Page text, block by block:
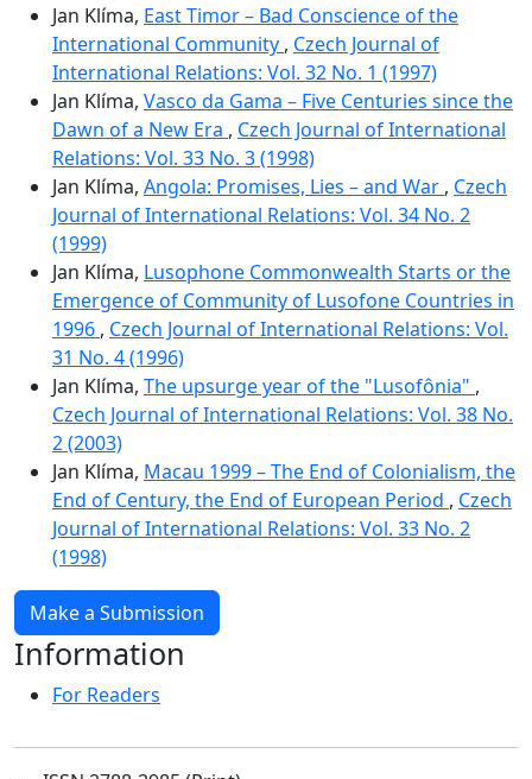
Jan Klíma, East Timor – Bad Conscience of the
International Community , Czech Journal of
International Relations: Vol. 32 No. 1 (1997)
Jan Klíma, Vasco da Gama – Five Centuries since the
Dawn of a New Era , Czech Journal of International
Relations: Vol. 33 No. 3 (1998)
Jan Klíma, Angola: Promises, Lies – and War , Czech
Journal of International Relations: Vol. 34 No. 2
(1999)
Jan Klíma, Lusophone Commonwealth Starts or the
Emergence of Community of Lusofone Countries in
1996 , Czech Journal of International Relations: Vol.
31 No. 4 (1996)
Jan Klíma, The upsurge year of the "Lusofônia" ,
Czech Journal of International Relations: Vol. 38 No.
2 (2003)
Jan Klíma, Macau 1999 – The End of Colonialism, the
End of Century, the End of European Period , Czech
Journal of International Relations: Vol. 33 No. 2
(1998)
Make a Submission
Information
For Readers